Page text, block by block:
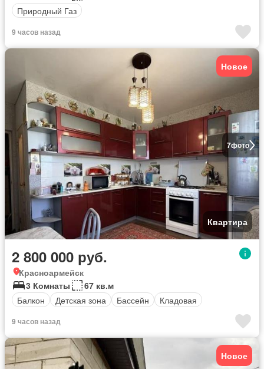
Природный Газ
9 часов назад
7фото
Новое
Квартира
2 800 000 руб.
Красноармейск
3 Комнаты
67 кв.м
Балкон
Детская зона Бассейн Кладовая
9 часов назад
Новое